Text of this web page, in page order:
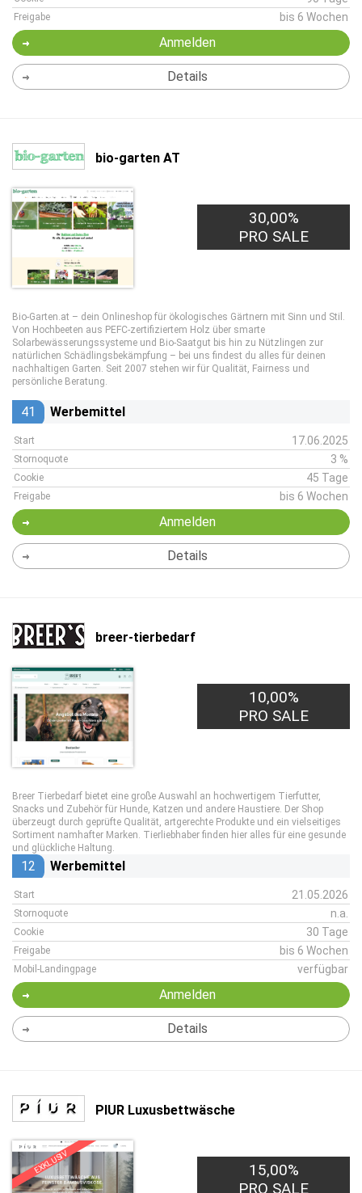
Freigabe bis 6 Wochen
Anmelden
Details
bio-garten AT
30,00%
PRO SALE
Bio-Garten.at – dein Onlineshop für ökologisches Gärtnern mit Sinn und Stil.
Von Hochbeeten aus PEFC-zertifiziertem Holz über smarte
Solarbewässerungssysteme und Bio-Saatgut bis hin zu Nützlingen zur
natürlichen Schädlingsbekämpfung – bei uns findest du alles für deinen
nachhaltigen Garten. Seit 2007 stehen wir für Qualität, Fairness und
persönliche Beratung.
41 Werbemittel
Start 17.06.2025
Stornoquote 3 %
Cookie 45 Tage
Freigabe bis 6 Wochen
Anmelden
Details
breer-tierbedarf
10,00%
PRO SALE
Breer Tierbedarf bietet eine große Auswahl an hochwertigem Tierfutter,
Snacks und Zubehör für Hunde, Katzen und andere Haustiere. Der Shop
überzeugt durch geprüfte Qualität, artgerechte Produkte und ein vielseitiges
Sortiment namhafter Marken. Tierliebhaber finden hier alles für eine gesunde
und glückliche Haltung.
12 Werbemittel
Start 21.05.2026
Stornoquote n.a.
Cookie 30 Tage
Freigabe bis 6 Wochen
Mobil-Landingpage verfügbar
Anmelden
Details
PIUR Luxusbettwäsche
EXKLUSIV
15,00%
PRO SALE